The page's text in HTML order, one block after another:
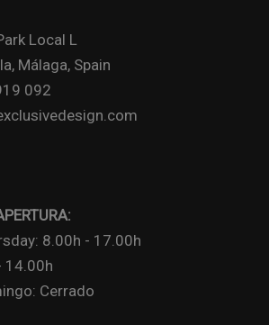
Local L
Málaga, Spain
092
8.00h - 17.00h
14.00h
Cerrado